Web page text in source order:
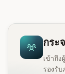
กระ
เข้าถึ
รองรั